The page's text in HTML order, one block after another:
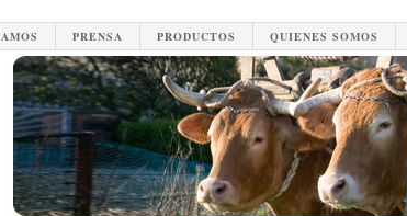
PRENSA PRODUCTOS QUIENES SOMOS